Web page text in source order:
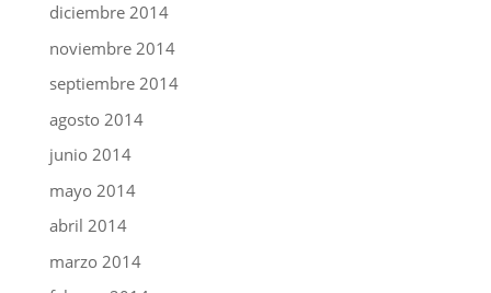
diciembre 2014
noviembre 2014
septiembre 2014
agosto 2014
junio 2014
mayo 2014
abril 2014
marzo 2014